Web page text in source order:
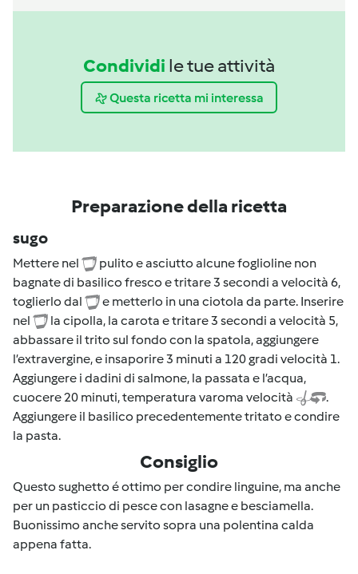
Condividi le tue attività
Questa ricetta mi interessa
Preparazione della ricetta
sugo
Mettere nel
pulito e asciutto alcune foglioline non
bagnate di basilico fresco e tritare 3 secondi a velocità 6,
toglierlo dal
e metterlo in una ciotola da parte. Inserire
nel
la cipolla, la carota e tritare 3 secondi a velocità 5,
abbassare il trito sul fondo con la spatola, aggiungere
l’extravergine, e insaporire 3 minuti a 120 gradi velocità 1.
Aggiungere i dadini di salmone, la passata e l’acqua,
cuocere 20 minuti, temperatura varoma velocità
.
Aggiungere il basilico precedentemente tritato e condire
la pasta.
Consiglio
Questo sughetto é ottimo per condire linguine, ma anche
per un pasticcio di pesce con lasagne e besciamella.
Buonissimo anche servito sopra una polentina calda
appena fatta.